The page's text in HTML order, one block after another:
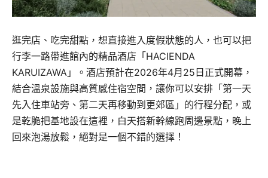
逛完店、吃完甜點，想直接進入度假狀態的人，也可以把
行李一路帶進館內的精品酒店「HACIENDA
KARUIZAWA」。酒店預計在2026年4月25日正式開幕，
結合溫泉設施與高質感住宿空間，讓你可以安排「第一天
先入住車站旁、第二天再移動到更郊區」的行程分配，或
是乾脆把基地設在這裡，白天搭新幹線跑周邊景點，晚上
回來泡湯放鬆，絕對是一個不錯的選擇！